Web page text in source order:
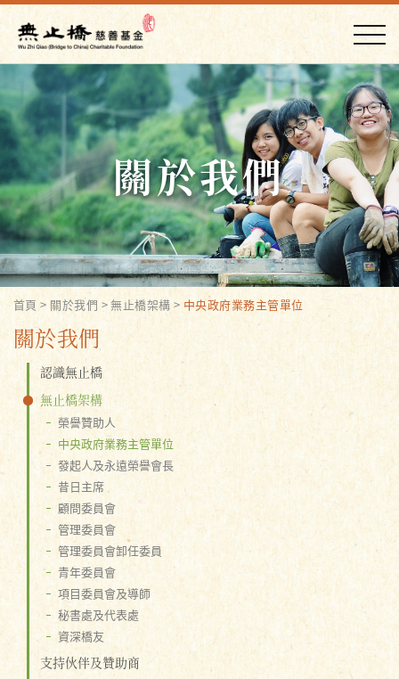
關於我們
首頁 > 關於我們 >無止橋架構> 中央政府業務主管單位
關於我們
認識無止橋
無止橋架構
榮譽贊助人
中央政府業務主管單位
發起人及永遠榮譽會長
昔日主席
顧問委員會
管理委員會
管理委員會卸任委員
青年委員會
項目委員會及導師
秘書處及代表處
資深橋友
支持伙伴及贊助商